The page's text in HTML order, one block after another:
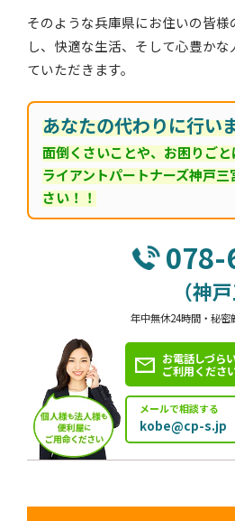
そのような兵庫県にお住いの皆
し、快適な生活、そして心豊か
ていただきます。
あなたの代わりに行い
面倒くさいことや、お困りご
ライアントパートナーズ神戸
さい！！
078-
（神
年中無休24時間・秘
お電話しづら
ご利用くださ
メールで相談する
kobe@cp-s.jp